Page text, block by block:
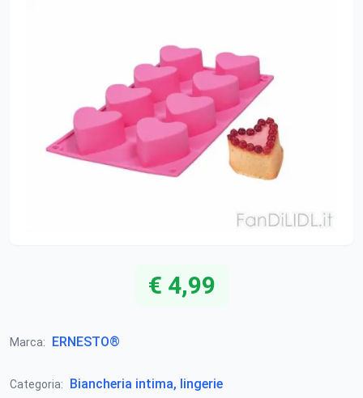
€ 4,99
Marca: ERNESTO®
Categoria: Biancheria intima, lingerie